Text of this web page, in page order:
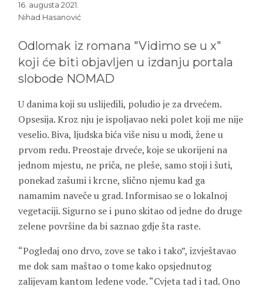
16. augusta 2021.
Nihad Hasanović
Odlomak iz romana "Vidimo se u x"
koji će biti objavljen u izdanju portala
slobode NOMAD
U danima koji su uslijedili, poludio je za drvećem.
Opsesija. Kroz nju je ispoljavao neki polet koji me nije
veselio. Biva, ljudska bića više nisu u modi, žene u
prvom redu. Preostaje drveće, koje se ukorijeni na
jednom mjestu, ne priča, ne pleše, samo stoji i šuti,
ponekad zašumi i krcne, slično njemu kad ga
namamim naveče u grad. Informisao se o lokalnoj
vegetaciji. Sigurno se i puno skitao od jedne do druge
zelene površine da bi saznao gdje šta raste.
“Pogledaj ono drvo, zove se tako i tako”, izvještavao
me dok sam maštao o tome kako opsjednutog
zalijevam kantom ledene vode. “Cvjeta tad i tad. Ono